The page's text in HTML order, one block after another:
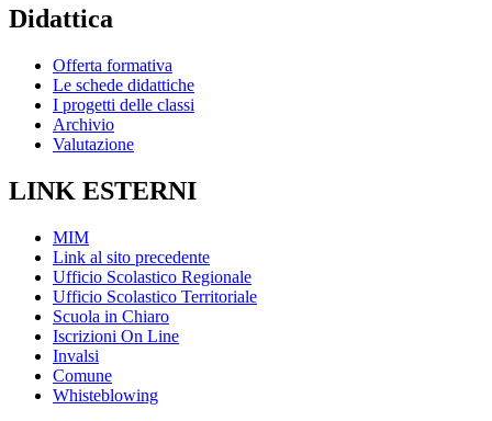
Didattica
Offerta formativa
Le schede didattiche
I progetti delle classi
Archivio
Valutazione
LINK ESTERNI
MIM
Link al sito precedente
Ufficio Scolastico Regionale
Ufficio Scolastico Territoriale
Scuola in Chiaro
Iscrizioni On Line
Invalsi
Comune
Whisteblowing